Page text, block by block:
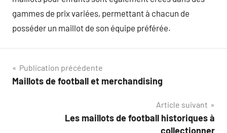
gammes de prix variées, permettant à chacun de
posséder un maillot de son équipe préférée.
Navigation
de
Publication précédente
Maillots de football et merchandising
Article suivant
Les maillots de football historiques à
collectionner